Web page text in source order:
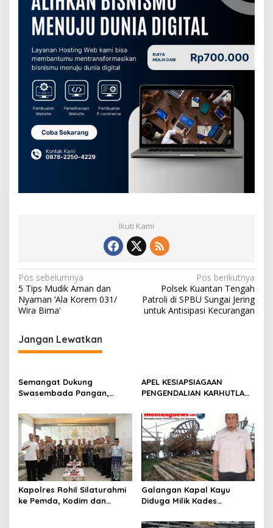
Ikuti Kami
N
a
v
i
g
s
i
p
s
Pos sebelumnya
5 Tips Mudik Aman dan
Nyaman ‘Ala Korem 031/
Wira Bima’
Pos berikutnya
Polsek Kuantan Tengah
Patroli di SPBU Sungai Jering
untuk Antisipasi Kecurangan
Jangan Lewatkan
Semangat Dukung
Swasembada Pangan,
Langsung Panen Jagung di
Sendayan
APEL KESIAPSIAGAAN
PENGENDALIAN KARHUTLA
TAHUN 2026, PERKUAT
SINERGI HADAPI MUSIM
KEMARAU DAN POTENSI EL
NINO
Kapolres Rohil Silaturahmi
ke Pemda, Kodim dan
Galangan Kapal Kayu
Diduga Milik Kades
Menuai Sorotan,